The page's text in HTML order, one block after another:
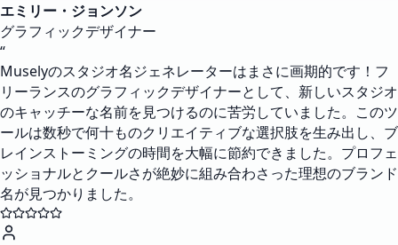
エミリー・ジョンソン
グラフィックデザイナー
“
Muselyのスタジオ名ジェネレーターはまさに画期的です！フ
リーランスのグラフィックデザイナーとして、新しいスタジオ
のキャッチーな名前を見つけるのに苦労していました。このツ
ールは数秒で何十ものクリエイティブな選択肢を生み出し、ブ
レインストーミングの時間を大幅に節約できました。プロフェ
ッショナルとクールさが絶妙に組み合わさった理想のブランド
名が見つかりました。